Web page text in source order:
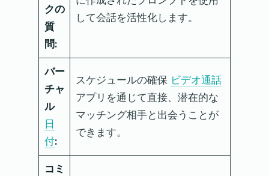
クの
質
問:
して会話を活性化します。
バー
チャ
ル
日
付:
スケジュールの確保 ビデオ通話
アプリを通じて直接、潜在的な
マッチング相手と出会うことが
できます。
コミ